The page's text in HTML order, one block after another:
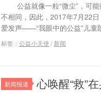
公益就像一粒“微尘”，可能
不相同，因此，2017年7月22
爱发声——“我眼中的公益”儿童
标签： 公益小天使 / 新闻
新闻报道 心唤醒“救”